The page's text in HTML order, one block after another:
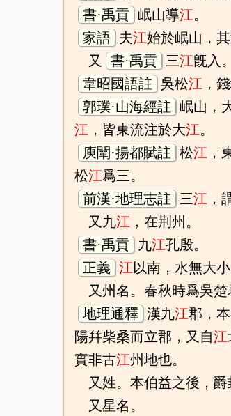
書·禹貢 岷山導江。
家語 夫江始於岷山，
又
書·禹貢 三江旣入。
韋昭國語註 吳松江 ，
郭璞·山海經註
岷山，
江 ，皆東流注於大江。
庾闡·揚都賦註 松江 ，
松江爲三。
前漢·地理志註
三江 ，
又九江 ，在荆州。
書·禹貢
九江孔殷。
正義
江以南，水無大
又州名。春秋時爲吳楚
地理通釋 漢九江郡，
陽幷柴桑而立郡，又自江
實非古江州地也。
又姓。本伯益之後，爵
又星名。